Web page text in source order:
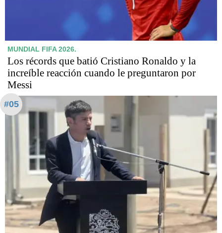
MUNDIAL FIFA 2026.
Los récords que batió Cristiano Ronaldo y la
increíble reacción cuando le preguntaron por
Messi
#05